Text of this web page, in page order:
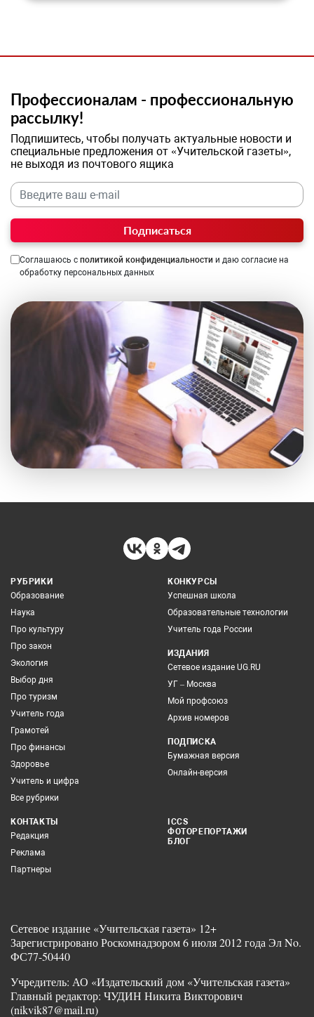
Профессионалам - профессиональную
рассылку!
Подпишитесь, чтобы получать актуальные новости и
специальные предложения от «Учительской газеты»,
не выходя из почтового ящика
Подписаться
Соглашаюсь с политикой конфиденциальности и даю согласие на
обработку персональных данных
РУБРИКИ
Образование
Наука
Про культуру
Про закон
Экология
Выбор дня
Про туризм
Учитель года
Грамотей
Про финансы
Здоровье
Учитель и цифра
Все рубрики
КОНКУРСЫ
Успешная школа
Образовательные технологии
Учитель года России
ИЗДАНИЯ
Сетевое издание UG.RU
УГ – Москва
Мой профсоюз
Архив номеров
ПОДПИСКА
Бумажная версия
Онлайн-версия
КОНТАКТЫ
Редакция
Реклама
Партнеры
ICCS
ФОТОРЕПОРТАЖИ
БЛОГ
Сетевое издание «Учительская газета» 12+
Зарегистрировано Роскомнадзором 6 июля 2012 года Эл No.
ФС77-50440
Учредитель: АО «Издательский дом «Учительская газета»
Главный редактор: ЧУДИН Никита Викторович
(nikvik87@mail.ru)